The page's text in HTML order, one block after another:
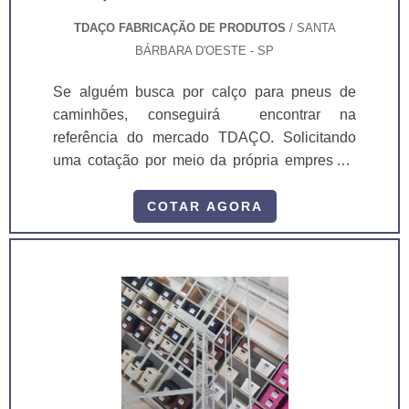
TDAÇO FABRICAÇÃO DE PRODUTOS / SANTA
BÁRBARA D'OESTE - SP
Se alguém busca por calço para pneus de
caminhões, conseguirá encontrar na
referência do mercado TDAÇO. Solicitando
uma cotação por meio da própria empresa e
qualidade.MAIS INFORMAÇÕES
RELEVANTES SOBRE CALÇO PARA
por calço para pneus de caminhão em uma
empresa inovadora no setor de expositores e
ferramentas, acha o site da TDAÇO. A
empresa tem em seu escopo guarda corpo
industrial e atd 1020 - agitador de tintas,
garantindo o que há de melhor na
COTAR AGORA